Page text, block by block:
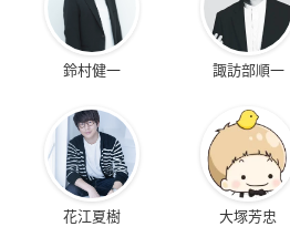
鈴村健一 諏訪部順一
花江夏樹 大塚芳忠